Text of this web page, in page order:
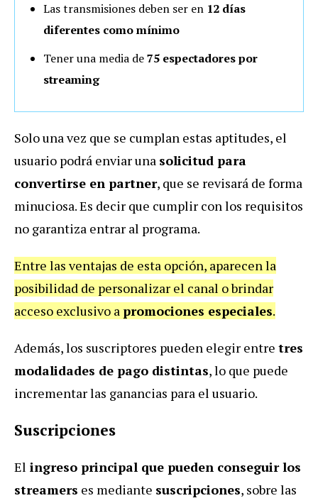
Las transmisiones deben ser en 12 días
diferentes como mínimo
Tener una media de75 espectadores por
streaming
Solo una vez que se cumplan estas aptitudes, el
usuario podrá enviar una solicitud para
convertirse en partner, que se revisará de forma
minuciosa. Es decir que cumplir con los requisitos
no garantiza entrar al programa.
Entre las ventajas de esta opción, aparecen la
posibilidad de personalizar el canal o brindar
acceso exclusivo apromociones especiales.
Además, los suscriptores pueden elegir entre tres
modalidades de pago distintas, lo que puede
incrementar las ganancias para el usuario.
Suscripciones
El ingreso principal que pueden conseguir los
streamers es mediante suscripciones, sobre las